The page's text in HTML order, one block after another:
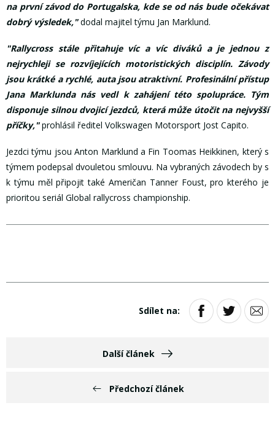
na první závod do Portugalska, kde se od nás bude očekávat
dobrý výsledek,"dodal majitel týmu Jan Marklund.
"Rallycross stále přitahuje víc a víc diváků a je jednou z
nejrychleji se rozvíjejících motoristických disciplín. Závody
jsou krátké a rychlé, auta jsou atraktivní. Profesinální přístup
Jana Marklunda nás vedl k zahájení této spolupráce. Tým
disponuje silnou dvojicí jezdců, která může útočit na nejvyšší
příčky,"prohlásil ředitel Volkswagen Motorsport Jost Capito.
Jezdci týmu jsou Anton Marklund a Fin Toomas Heikkinen, který s
týmem podepsal dvouletou smlouvu. Na vybraných závodech by s
k týmu měl připojit také Američan Tanner Foust, pro kterého je
prioritou seriál Global rallycross championship.
Předchozí článek
Sdílet na:
Další článek